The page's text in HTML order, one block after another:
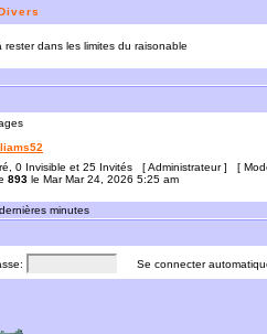
dans les limites du raisonable
0 Invisible et 25 Invités [Administrateur] [
893 le Mar Mar 24, 2026 5:25 am
minutes
Se connecter